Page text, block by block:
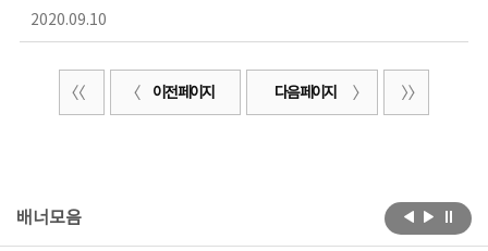
2020.09.10
이전 페이지 다음 페이지
배너모음